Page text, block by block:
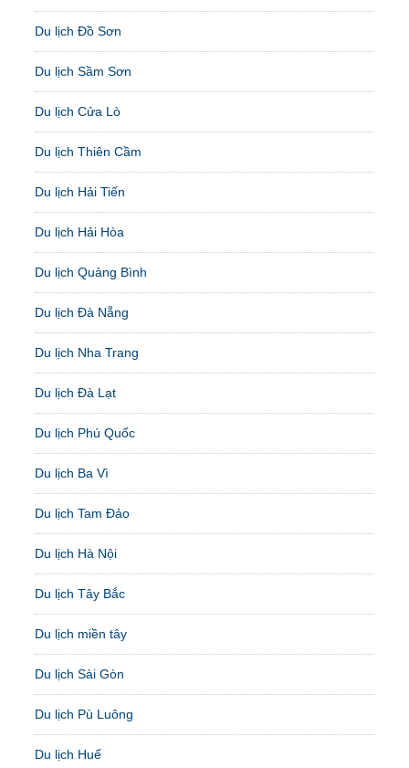
Du lịch Đồ Sơn
Du lịch Sầm Sơn
Du lịch Cửa Lò
Du lịch Thiên Cầm
Du lịch Hải Tiến
Du lịch Hải Hòa
Du lịch Quảng Bình
Du lịch Đà Nẵng
Du lịch Nha Trang
Du lịch Đà Lạt
Du lịch Phú Quốc
Du lịch Ba Vì
Du lịch Tam Đảo
Du lịch Hà Nội
Du lịch Tây Bắc
Du lịch miền tây
Du lịch Sài Gòn
Du lịch Pù Luông
Du lịch Huế